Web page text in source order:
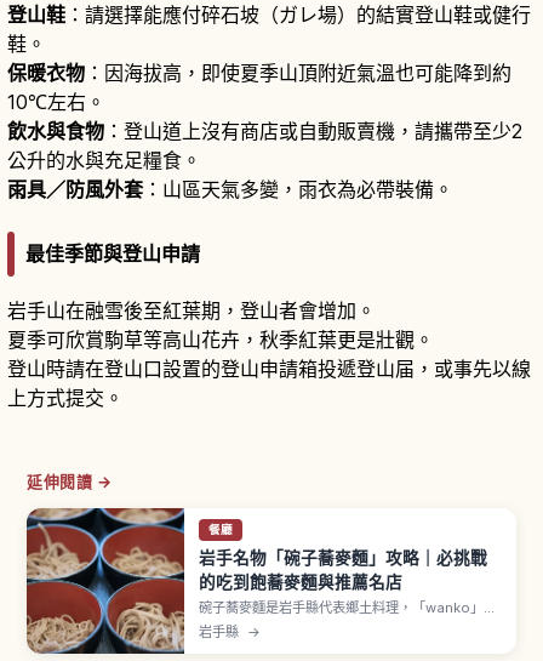
登山鞋 ：請選擇能應付碎石坡（ガレ場）的結實登山鞋或健行
鞋。
保暖衣物 ：因海拔高，即使夏季山頂附近氣溫也可能降到約
10℃左右。
飲水與食物 ：登山道上沒有商店或自動販賣機，請攜帶至少2
公升的水與充足糧食。
雨具／防風外套：山區天氣多變，雨衣為必帶裝備。
最佳季節與登山申請
岩手山在融雪後至紅葉期，登山者會增加。
夏季可欣賞駒草等高山花卉，秋季紅葉更是壯觀。
登山時請在登山口設置的登山申請箱投遞登山届，或事先以線
上方式提交。
延伸閱讀 →
餐廳
岩手名物「碗子蕎麥麵」攻略｜必挑戰
的吃到飽蕎麥麵與推薦名店
碗子蕎麥麵是岩手縣代表鄉土料理，「wanko」在
岩手方言意指小碗。服務人員邊喊口號邊把蕎麥麵
岩手縣 →